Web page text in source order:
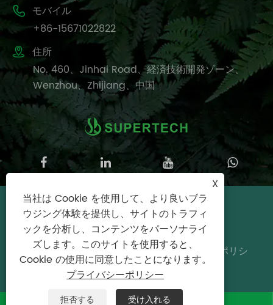
 モバイル
+86-15671022822
 住所
No. 460、Jinhai Road、経済技術開発ゾーン、
Wenzhou、Zhijiang、中国
Copyright©2025 Wenzhou SuperTech
Machine Co.、Ltd。All Rights Reserved。
Links|Sitemap|RSS |XML|プライバシーポリシ
ー
X
当社は Cookie を使用して、より良いブラ
ウジング体験を提供し、サイトのトラフィ
ックを分析し、コンテンツをパーソナライ
ズします。このサイトを使用すると、
Cookie の使用に同意したことになります。
プライバシーポリシー
拒否する 受け入れる